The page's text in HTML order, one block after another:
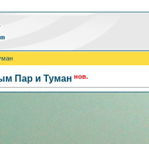
Пар и Туман нов.